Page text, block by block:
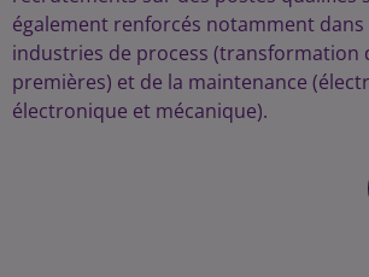
également renforcés notamment dans
industries de process (transformation
premières) et de la maintenance
électronique et mécanique).